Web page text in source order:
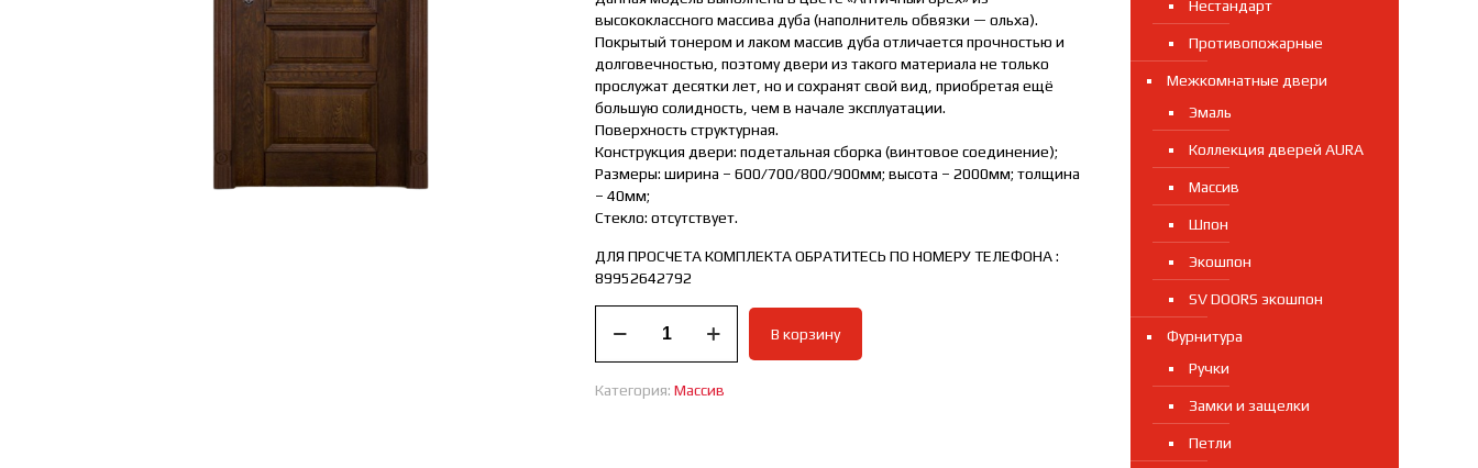
высококлассного массива дуба (наполнитель обвязки — ольха).
Покрытый тонером и лаком массив дуба отличается прочностью и
долговечностью, поэтому двери из такого материала не только
прослужат десятки лет, но и сохранят свой вид, приобретая ещё
большую солидность, чем в начале эксплуатации.
Поверхность структурная.
Конструкция двери: подетальная сборка (винтовое соединение);
Размеры: ширина – 600/700/800/900мм; высота – 2000мм; толщина
– 40мм;
Стекло: отсутствует.
ДЛЯ ПРОСЧЕТА КОМПЛЕКТА ОБРАТИТЕСЬ ПО НОМЕРУ ТЕЛЕФОНА :
89952642792
товара
Межкомнатная
массив
В корзину
Категория:Массив
Нестандарт
Противопожарные
Межкомнатные двери
Эмаль
Коллекция дверей AURA
Массив
Шпон
Экошпон
SV DOORS экошпон
Фурнитура
Ручки
Замки и защелки
Петли